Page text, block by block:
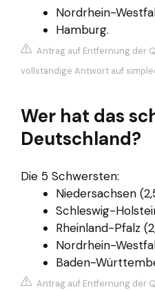
Nordrhein-
Hamburg.
Antrag auf Entfernung der
vollständige Antwort auf
Wer hat das
Deutschland?
Die 5 Schwersten:
Niedersachsen
Schleswig-
Rheinland-Pfalz
Nordrhein-
Baden-
Antrag auf Entfernung der